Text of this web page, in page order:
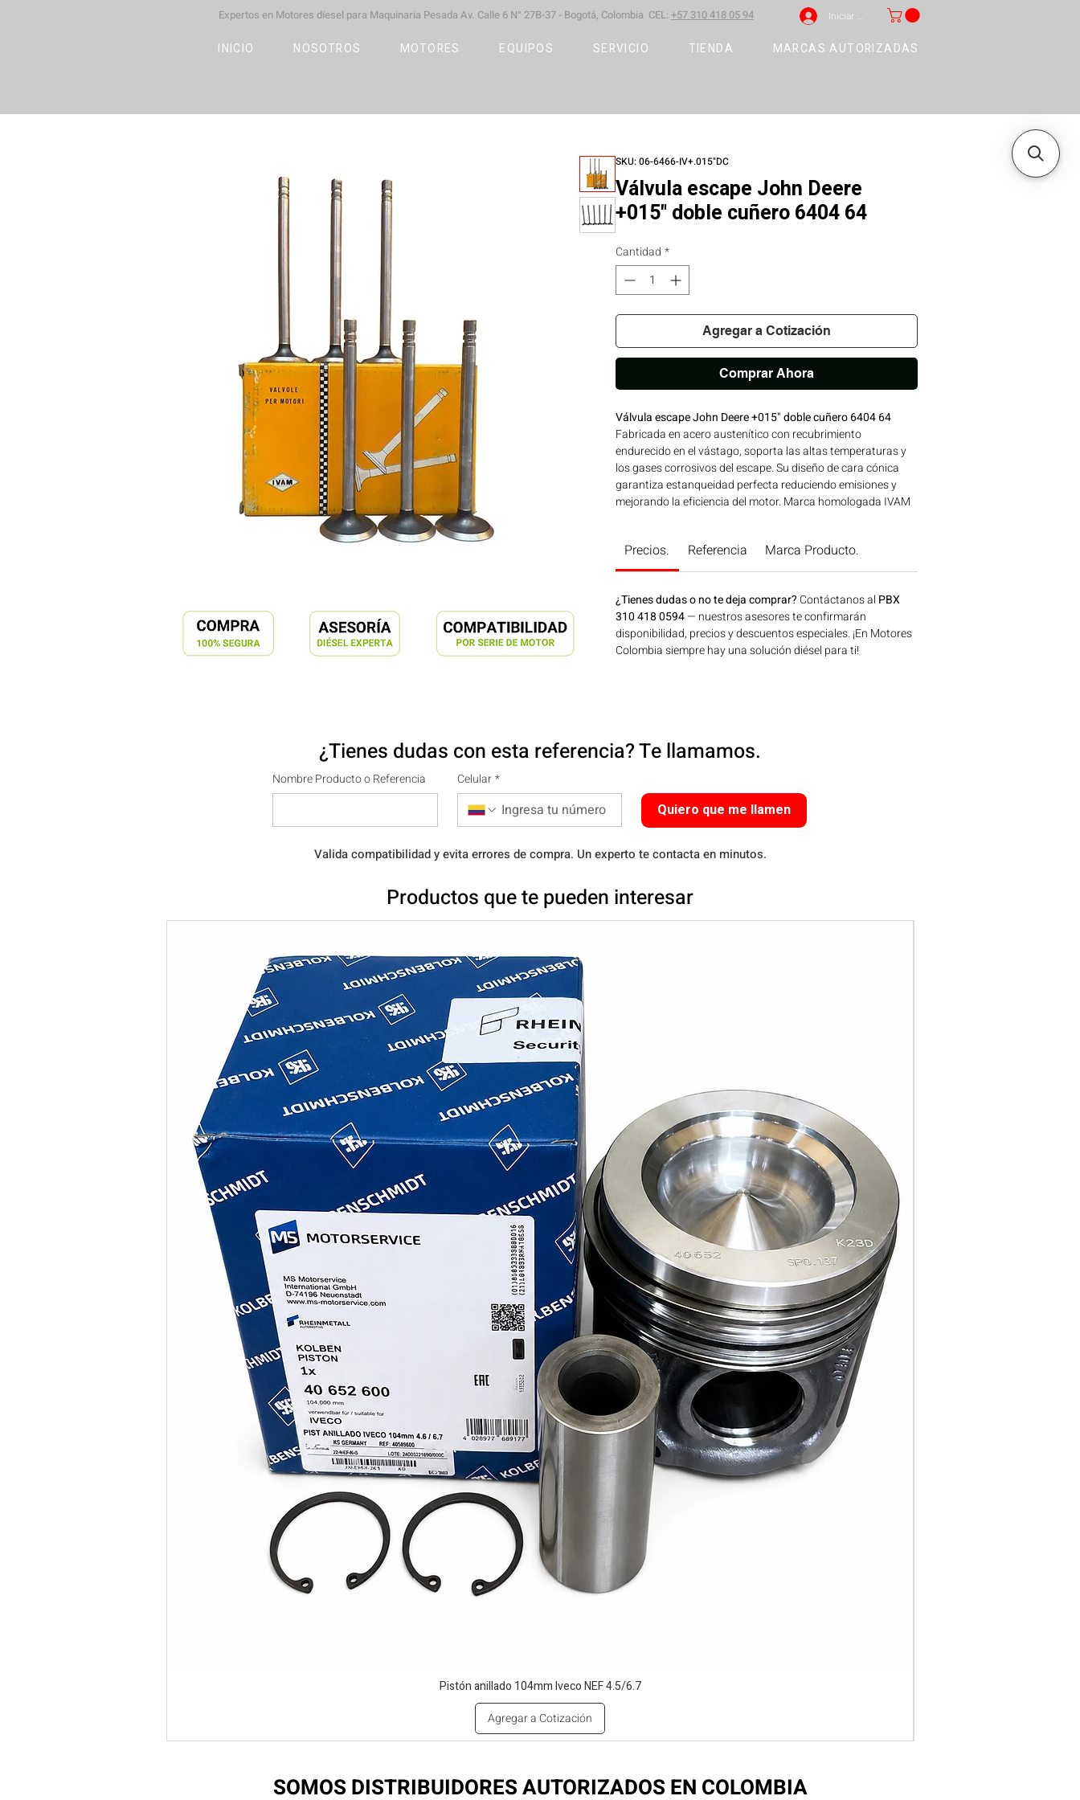
Expertos en Motores díesel para Maquinaria Pesada Av. Calle 6 N° 27B-37 - Bogotá, Colombia CEL: +57 310 418 05 94 Iniciar sesión
INICIO NOSOTROS MOTORES EQUIPOS SERVICIO TIENDA MARCAS AUTORIZADAS
SKU: 06-6466-IV+.015"DC
Válvula escape John Deere
+015" doble cuñero 6404 64
Cantidad *
Agregar a Cotización
Comprar Ahora
Válvula escape John Deere +015" doble cuñero 6404 64
Fabricada en acero austenítico con recubrimiento
endurecido en el vástago, soporta las altas temperaturas y
los gases corrosivos del escape. Su diseño de cara cónica
garantiza estanqueidad perfecta reduciendo emisiones y
mejorando la eficiencia del motor. Marca homologada IVAM
DEERE Ideal para aplicaciones en maquinaria agrícola,
construcción, minería y generación de energía disponible en
Precios. Referencia Marca Producto.
¿Tienes dudas o no te deja comprar? Contáctanos al PBX
310 418 0594— nuestros asesores te confirmarán
disponibilidad, precios y descuentos especiales. ¡En Motores
Colombia siempre hay una solución diésel para ti!
¿Tienes dudas con esta referencia? Te llamamos.
Nombre Producto o Referencia Celular *
Quiero que me llamen
Valida compatibilidad y evita errores de compra. Un experto te contacta en minutos.
Productos que te pueden interesar
Pistón anillado 104mm Iveco NEF 4.5/6.7
Agregar a Cotización
SOMOS DISTRIBUIDORES AUTORIZADOS EN COLOMBIA